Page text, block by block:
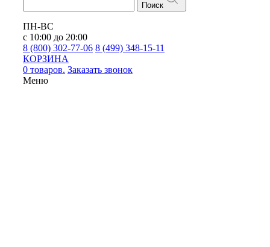
Поиск
ПН-ВС
с 10:00 до 20:00
8 (800) 302-77-06 8 (499) 348-15-11
КОРЗИНА
0 товаров. Заказать звонок
Меню